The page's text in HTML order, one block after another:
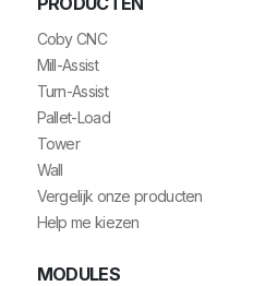
Coby CNC
Mill-Assist
Turn-Assist
Pallet-Load
Tower
Wall
Vergelijk onze producten
Help me kiezen
MODULES